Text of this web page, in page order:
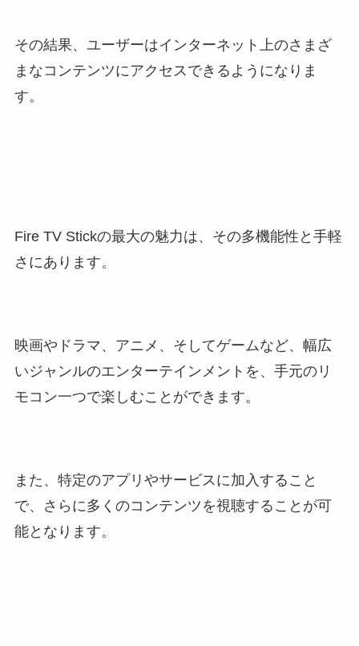
その結果、ユーザーはインターネット上のさまざ
まなコンテンツにアクセスできるようになりま
す。
Fire TV Stickの最大の魅力は、その多機能性と手軽
さにあります。
映画やドラマ、アニメ、そしてゲームなど、幅広
いジャンルのエンターテインメントを、手元のリ
モコン一つで楽しむことができます。
また、特定のアプリやサービスに加入すること
で、さらに多くのコンテンツを視聴することが可
能となります。